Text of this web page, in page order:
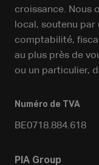
croissance. Nous
local, soutenu
comptabilité,
au plus près de
ou un particulier,
Numéro de TVA
BE0718.884.618
PIA Group